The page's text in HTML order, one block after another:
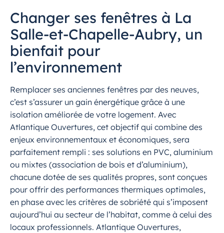
Changer ses fenêtres à La
Salle-et-Chapelle-Aubry, un
bienfait pour
l’environnement
Remplacer ses anciennes fenêtres par des neuves,
c’est s’assurer un gain énergétique grâce à une
isolation améliorée de votre logement. Avec
Atlantique Ouvertures, cet objectif qui combine des
enjeux environnementaux et économiques, sera
parfaitement rempli : ses solutions en PVC, aluminium
ou mixtes (association de bois et d’aluminium),
chacune dotée de ses qualités propres, sont conçues
pour offrir des performances thermiques optimales,
en phase avec les critères de sobriété qui s’imposent
aujourd’hui au secteur de l’habitat, comme à celui des
locaux professionnels. Atlantique Ouvertures,